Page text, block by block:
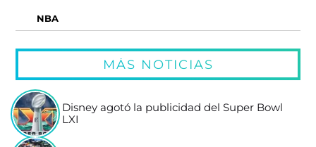
NBA
MÁS NOTICIAS
Disney agotó la publicidad del Super Bowl
LXI